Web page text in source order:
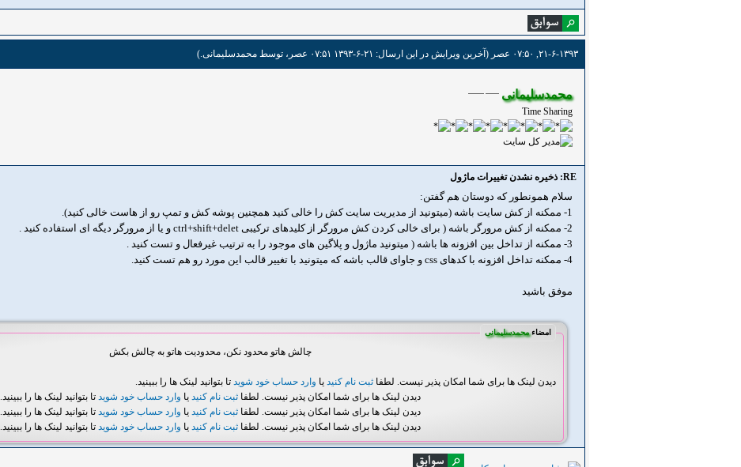
۲۱-۶-۱۳۹۳, ۰۷:۵۰ عصر (آخرین ویرایش در این ارسال: ۲۱-۶-۱۳۹۳ ۰۷:۵۱ عصر، توسط محمدسلیمانی.)
محمدسلیمانی
Time Sharing
RE: ذخیره نشدن تغییرات ماژول
سلام همونطور که دوستان هم گفتن:
1- ممکنه از کش سایت باشه (میتونید از مدیریت سایت کش را خالی کنید همچنین پوشه کش و تمپ رو از هاست خالی کنید).
2- ممکنه از کش مرورگر باشه ( برای خالی کردن کش مرورگر از کلیدهای ترکیبی ctrl+shift+delet و یا از مرورگر دیگه ای استفاده کنید .
3- ممکنه از تداخل بین افزونه ها باشه ( میتونید ماژول و پلاگین های موجود را به ترتیب غیرفعال و تست کنید .
4- ممکنه تداخل افزونه با کدهای css و جاوای قالب باشه که میتونید با تغییر قالب این مورد رو هم تست کنید.
موفق باشید
امضاءمحمدسلیمانی
چالش هاتو محدود نکن، محدودیت هاتو به چالش بکش
دیدن لینک ها برای شما امکان پذیر نیست. لطفا ثبت نام کنید یا وارد حساب خود شوید تا بتوانید لینک ها را ببینید.
دیدن لینک ها برای شما امکان پذیر نیست. لطفاثبت نام کنید یا وارد حساب خود شوید تا بتوانید لینک ها را ببینید.
دیدن لینک ها برای شما امکان پذیر نیست. لطفاثبت نام کنید یا وارد حساب خود شوید تا بتوانید لینک ها را ببینید.
دیدن لینک ها برای شما امکان پذیر نیست. لطفاثبت نام کنید یا وارد حساب خود شوید تا بتوانید لینک ها را ببینید.